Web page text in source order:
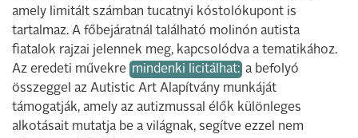
amely limitált számban tucatnyi kóstolókupont is
tartalmaz. A főbejáratnál található molinón autista
fiatalok rajzai jelennek meg, kapcsolódva a tematikához.
Az eredeti művekre mindenki licitálhat: a befolyó
összeggel az Autistic Art Alapítvány munkáját
támogatják, amely az autizmussal élők különleges
alkotásait mutatja be a világnak, segítve ezzel nem